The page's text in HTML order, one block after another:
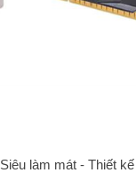
Siêu làm mát - Thiết